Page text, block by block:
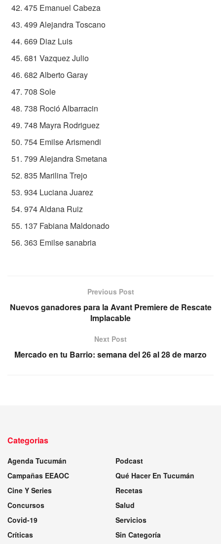
475 Emanuel Cabeza
499 Alejandra Toscano
669 Diaz Luis
681 Vazquez Julio
682 Alberto Garay
708 Sole
738 Roció Albarracin
748 Mayra Rodriguez
754 Emilse Arismendi
799 Alejandra Smetana
835 Marilina Trejo
934 Luciana Juarez
974 Aldana Ruiz
137 Fabiana Maldonado
363 Emilse sanabria
Previous Post
Nuevos ganadores para la Avant Premiere de Rescate
Implacable
Next Post
Mercado en tu Barrio: semana del 26 al 28 de marzo
Categorias
Agenda Tucumán
Campañas EEAOC
Cine Y Series
Concursos
Covid-19
Críticas
Podcast
Qué Hacer En Tucumán
Recetas
Salud
Servicios
Sin Categoría